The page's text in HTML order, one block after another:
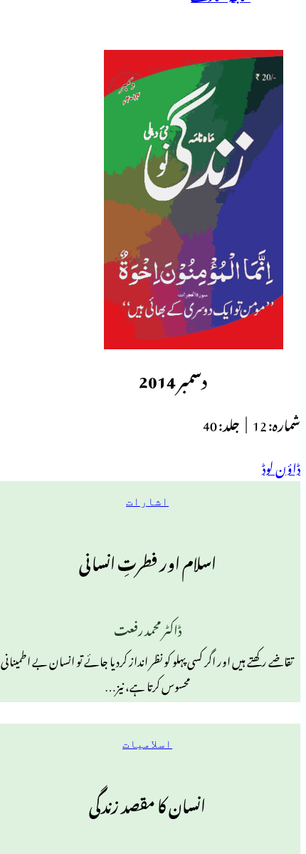
دسمبر 2014
شمارہ: جلد:
ڈاؤن لوڈ
اشارات
اسلام اور فطرتِ انسانی
ڈاکٹر محمد رفعت
تقاضے رکھتے ہیں اور اگر کسی پہلو کو نظر انداز کردیا جائے تو انسان بے اطمینانی
محسوس کرتا ہے، نیز…
اسلامیات
انسان کا مقصد زندگی